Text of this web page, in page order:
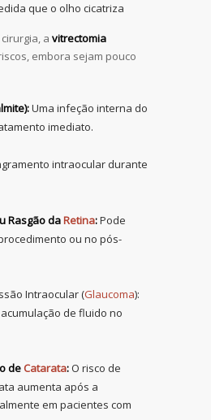
que o olho cicatriza
a vitrectomia
embora sejam pouco
Uma infeção interna do
imediato.
intraocular durante
Rasgão daRetina:Pode
ou no pós-
Intraocular (Glaucoma):
de fluido no
deCatarata:O risco de
aumenta após a
em pacientes com